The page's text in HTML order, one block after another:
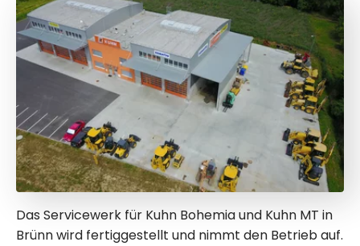
Das Servicewerk für Kuhn Bohemia und Kuhn MT in
Brünn wird fertiggestellt und nimmt den Betrieb auf.